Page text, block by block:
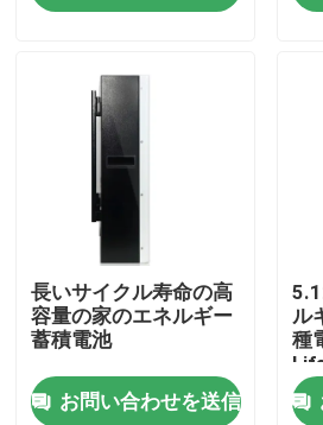
お問い合わせ
ニュース
すべての場合
世帯電池の貯蔵
住宅用蓄電池システム
長いサイクル寿命の高
容量の家のエネルギー
蓄積電池
お問い合わせを送信
ル
種